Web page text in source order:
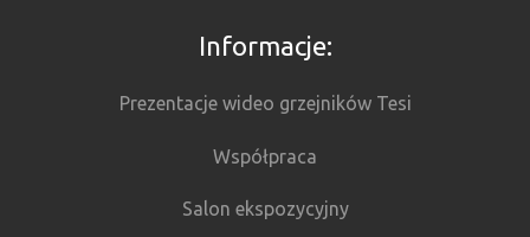
Informacje:
Prezentacje wideo grzejników Tesi
Współpraca
Salon ekspozycyjny